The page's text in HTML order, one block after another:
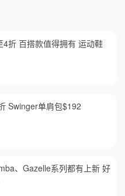
4折 百搭款值得拥有 运动鞋
Swinger单肩包$192
、Gazelle系列都有上新 好